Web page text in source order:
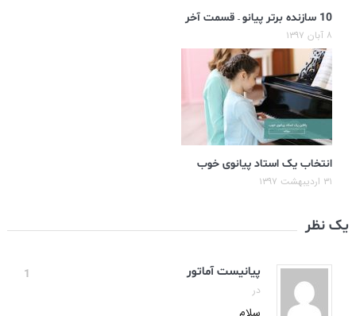
10 سازنده برتر پیانو – قسمت آخر
۸ آبان ۱۳۹۷
انتخاب یک استاد پیانوی خوب
۳۱ اردیبهشت ۱۳۹۷
یک نظر
1 پیانیست آماتور
در